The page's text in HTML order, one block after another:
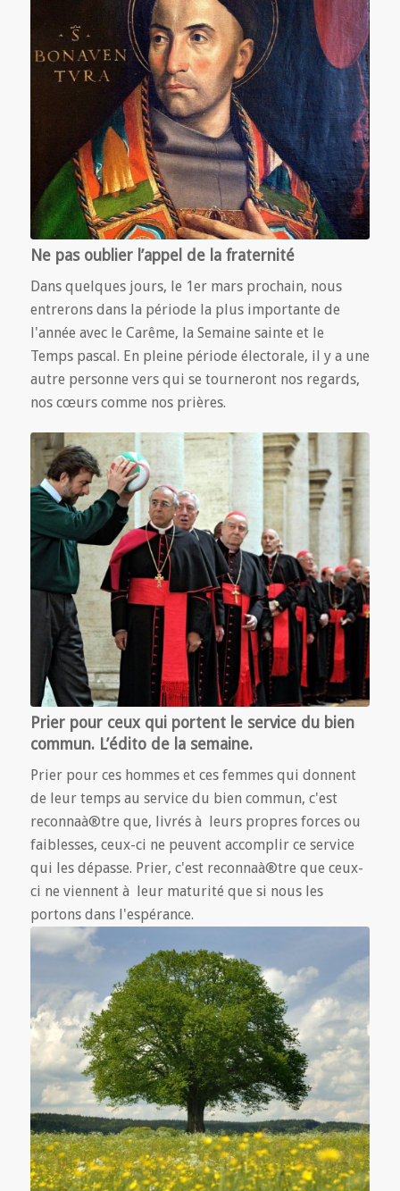
Ne pas oublier l’appel de la fraternité
Dans quelques jours, le 1er mars prochain, nous
entrerons dans la période la plus importante de
l'année avec le Carême, la Semaine sainte et le
Temps pascal. En pleine période électorale, il y a une
autre personne vers qui se tourneront nos regards,
nos cœurs comme nos prières.
Prier pour ceux qui portent le service du bien
commun. L’édito de la semaine.
Prier pour ces hommes et ces femmes qui donnent
de leur temps au service du bien commun, c'est
reconnaà®tre que, livrés à leurs propres forces ou
faiblesses, ceux-ci ne peuvent accomplir ce service
qui les dépasse. Prier, c'est reconnaà®tre que ceux-
ci ne viennent à leur maturité que si nous les
portons dans l'espérance.